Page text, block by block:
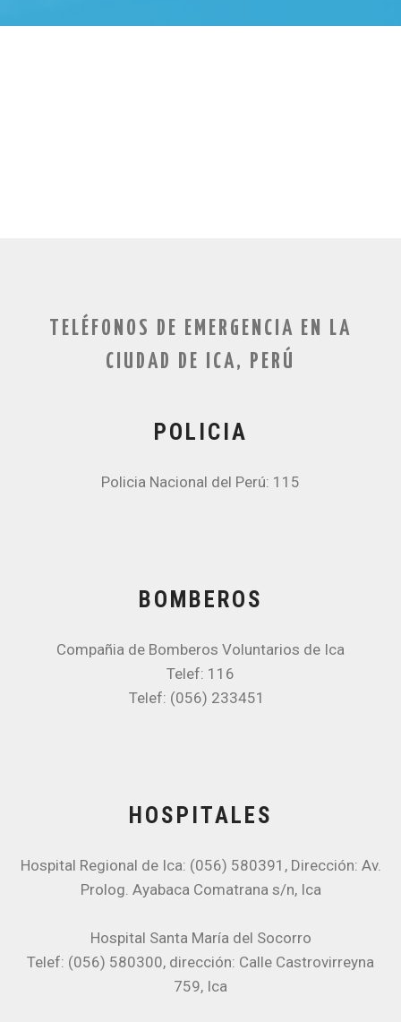
TELÉFONOS DE EMERGENCIA EN LA
CIUDAD DE ICA, PERÚ
POLICIA
Policia Nacional del Perú: 115
BOMBEROS
Compañia de Bomberos Voluntarios de Ica
Telef: 116
Telef: (056) 233451
HOSPITALES
Hospital Regional de Ica: (056) 580391, Dirección: Av.
Prolog. Ayabaca Comatrana s/n, Ica
Hospital Santa María del Socorro
Telef: (056) 580300, dirección: Calle Castrovirreyna
759, Ica